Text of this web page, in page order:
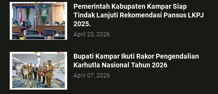
Pemerintah Kabupaten Kampar Siap
Tindak Lanjuti Rekomendasi Pansus LKPJ
2025.
April 20, 2026
Bupati Kampar Ikuti Rakor Pengendalian
Karhutla Nasional Tahun 2026
April 07, 2026